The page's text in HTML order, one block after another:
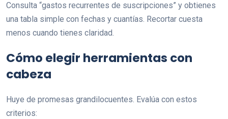
Consulta “gastos recurrentes de suscripciones” y obtienes
una tabla simple con fechas y cuantías. Recortar cuesta
menos cuando tienes claridad.
Cómo elegir herramientas con
cabeza
Huye de promesas grandilocuentes. Evalúa con estos
criterios: